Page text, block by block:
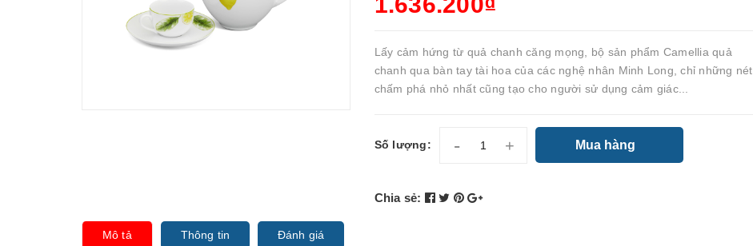
Lấy cảm hứng từ quả chanh căng mọng, bộ sản phẩm Camellia quả
chanh qua bàn tay tài hoa của các nghệ nhân Minh Long, chỉ những nét
chấm phá nhỏ nhất cũng tạo cho người sử dụng cảm giác...
Số lượng: - + Mua hàng
Chia sẻ:
Mô tả Thông tin Đánh giá